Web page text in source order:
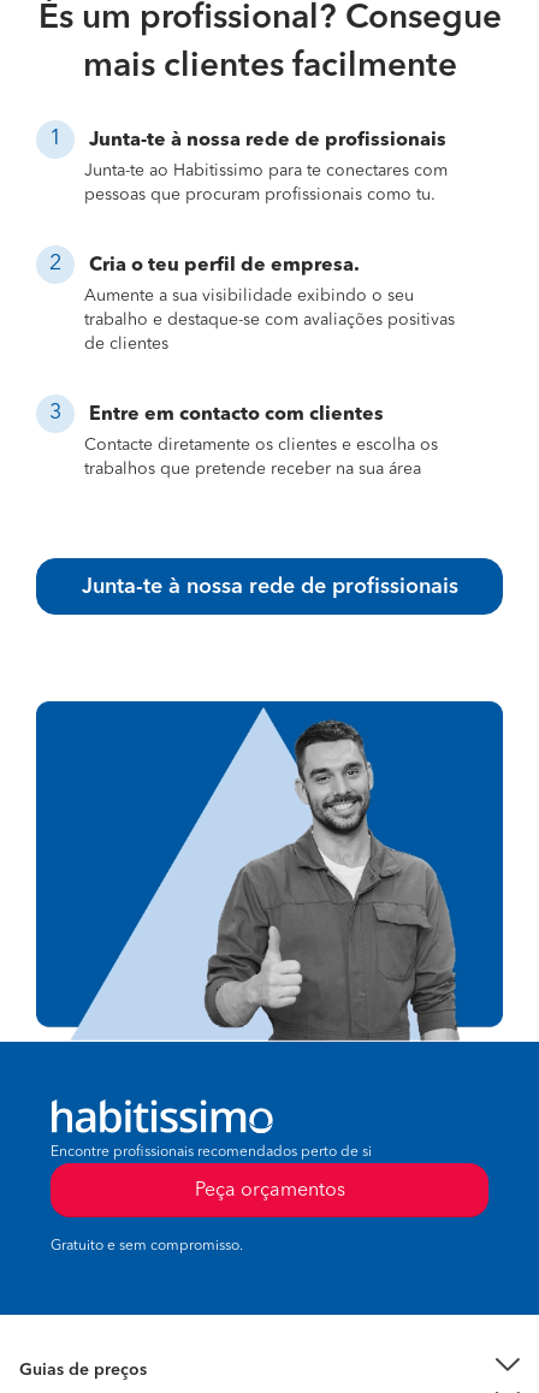
És um profissional? Consegue
mais clientes facilmente
Junta-te à nossa rede de profissionais
Junta-te ao Habitissimo para te conectares com
pessoas que procuram profissionais como tu.
Cria o teu perfil de empresa.
Aumente a sua visibilidade exibindo o seu
trabalho e destaque-se com avaliações positivas
de clientes
Entre em contacto com clientes
Contacte diretamente os clientes e escolha os
trabalhos que pretende receber na sua área
Junta-te à nossa rede de profissionais
Encontre profissionais recomendados perto de si
Peça orçamentos
Gratuito e sem compromisso.
Guias de preços